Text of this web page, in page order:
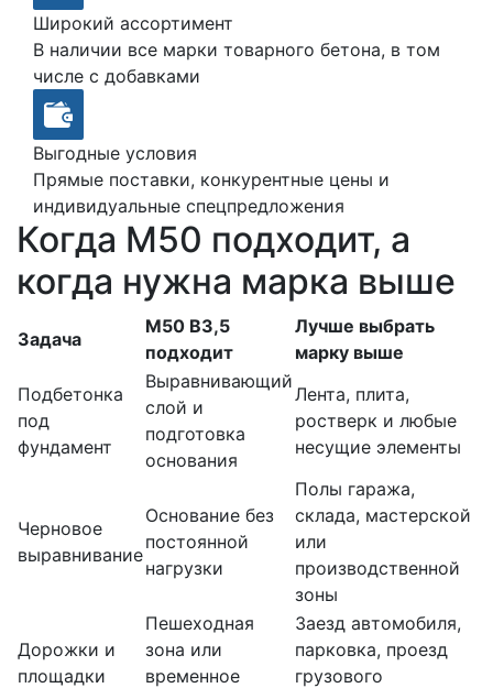
Широкий ассортимент
В наличии все марки товарного бетона, в том
числе с добавками
Выгодные условия
Прямые поставки, конкурентные цены и
индивидуальные спецпредложения
Когда М50 подходит, а
когда нужна марка выше
Задача
М50 В3,5
подходит
Лучше выбрать
марку выше
Подбетонка
под
фундамент
Выравнивающий
слой и
подготовка
основания
Лента, плита,
ростверк и любые
несущие элементы
Черновое
выравнивание
Основание без
постоянной
нагрузки
Полы гаража,
склада, мастерской
или
производственной
зоны
Дорожки и
площадки
Пешеходная
зона или
временное
Заезд автомобиля,
парковка, проезд
грузового